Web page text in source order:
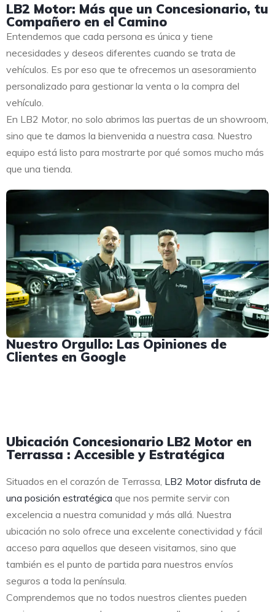
LB2 Motor: Más que un Concesionario, tu
Compañero en el Camino
Entendemos que cada persona es única y tiene
necesidades y deseos diferentes cuando se trata de
vehículos. Es por eso que te ofrecemos un asesoramiento
personalizado para gestionar la venta o la compra del
vehículo.
En LB2 Motor, no solo abrimos las puertas de un showroom,
sino que te damos la bienvenida a nuestra casa. Nuestro
equipo está listo para mostrarte por qué somos mucho más
que una tienda.
Nuestro Orgullo: Las Opiniones de
Clientes en Google
Ubicación Concesionario LB2 Motor en
Terrassa : Accesible y Estratégica
Situados en el corazón de Terrassa, LB2 Motor disfruta de
una posición estratégica que nos permite servir con
excelencia a nuestra comunidad y más allá. Nuestra
ubicación no solo ofrece una excelente conectividad y fácil
acceso para aquellos que deseen visitarnos, sino que
también es el punto de partida para nuestros envíos
seguros a toda la península.
Comprendemos que no todos nuestros clientes pueden